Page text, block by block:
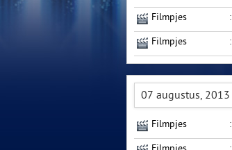
Filmpjes :
Filmpjes :
07 augustus, 2013
Filmpjes :